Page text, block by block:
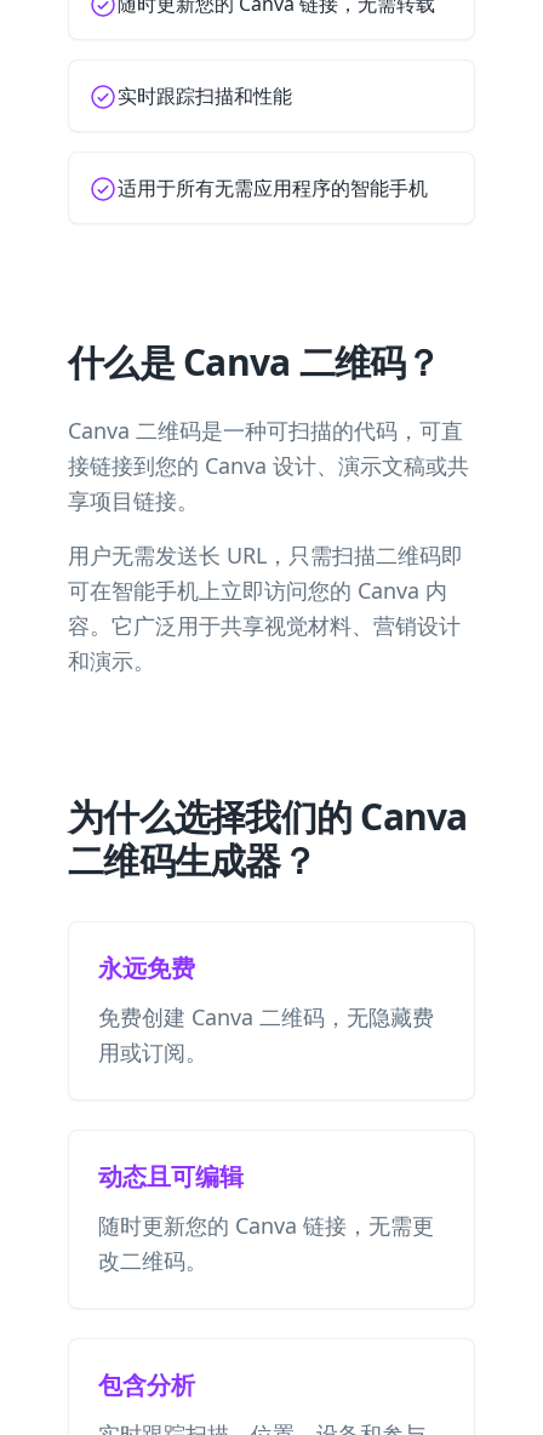
实时跟踪扫描和性能
适用于所有无需应用程序的智能手机
什么是 Canva 二维码？
Canva 二维码是一种可扫描的代码，可直
接链接到您的 Canva 设计、演示文稿或共
享项目链接。
用户无需发送长 URL，只需扫描二维码即
可在智能手机上立即访问您的 Canva 内
容。它广泛用于共享视觉材料、营销设计
和演示。
为什么选择我们的 Canva
二维码生成器？
永远免费
免费创建 Canva 二维码，无隐藏费
用或订阅。
动态且可编辑
随时更新您的 Canva 链接，无需更
改二维码。
包含分析